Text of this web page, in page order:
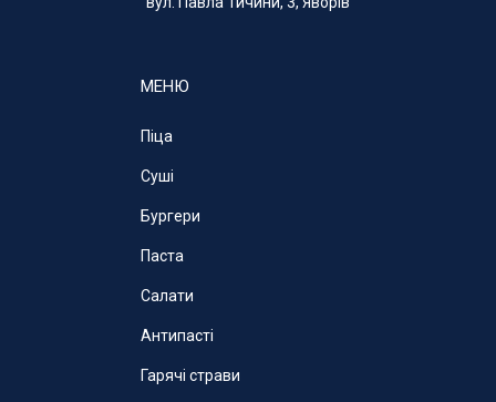
МЕНЮ
Піца
Суші
Бургери
Паста
Салати
Антипасті
Гарячі страви